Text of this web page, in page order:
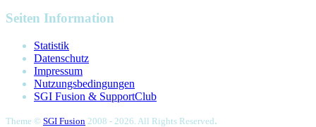
Seiten Information
Statistik
Datenschutz
Impressum
Nutzungsbedingungen
SGI Fusion & SupportClub
Theme © SGI Fusion 2008 - 2026. All Rights Reserved.